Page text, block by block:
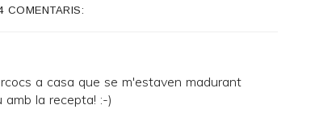
COMENTARIS:
a casa que se m'estaven madurant
amb la recepta! :-)